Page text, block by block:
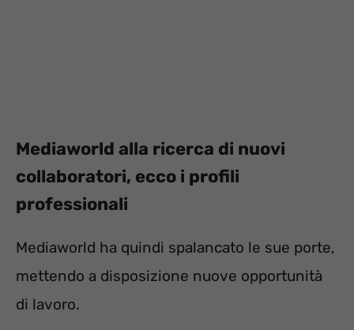
Mediaworld alla ricerca di nuovi
collaboratori, ecco i profili
professionali
Mediaworld ha quindi spalancato le sue porte,
mettendo a disposizione nuove opportunità
di lavoro.